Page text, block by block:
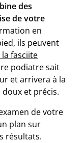
des
de votre
en
ils peuvent
fasciite
podiatre sait
et arrivera à la
et précis.
de votre
plan sur
résultats.